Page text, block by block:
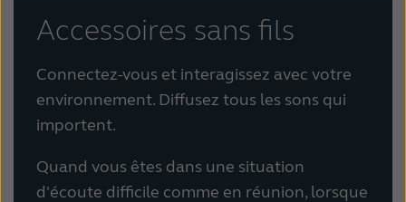
Accessoires sans fils
Connectez-vous et interagissez avec votre
environnement. Diffusez tous les sons qui
importent.
Quand vous êtes dans une situation
d'écoute difficile comme en réunion, lorsque